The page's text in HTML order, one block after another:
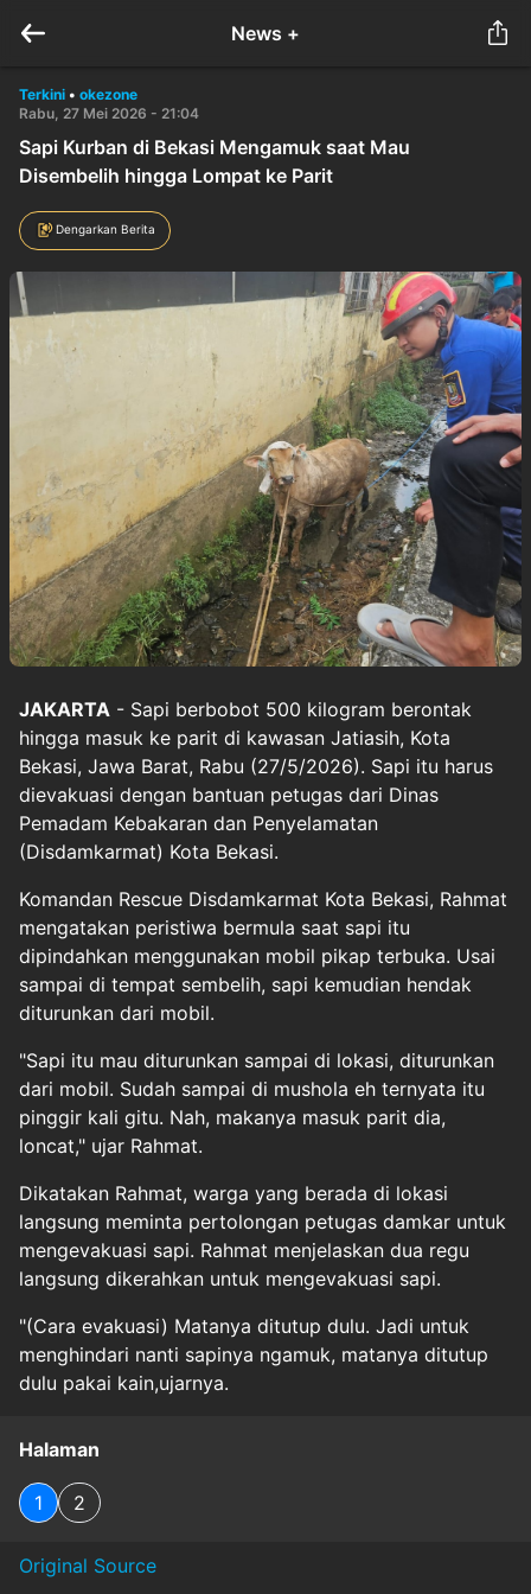
News +
Terkini • okezone
Rabu, 27 Mei 2026 - 21:04
Sapi Kurban di Bekasi Mengamuk saat Mau
Disembelih hingga Lompat ke Parit
Dengarkan Berita
JAKARTA - Sapi berbobot 500 kilogram berontak
hingga masuk ke parit di kawasan Jatiasih, Kota
Bekasi, Jawa Barat, Rabu (27/5/2026). Sapi itu harus
dievakuasi dengan bantuan petugas dari Dinas
Pemadam Kebakaran dan Penyelamatan
(Disdamkarmat) Kota Bekasi.
Komandan Rescue Disdamkarmat Kota Bekasi, Rahmat
mengatakan peristiwa bermula saat sapi itu
dipindahkan menggunakan mobil pikap terbuka. Usai
sampai di tempat sembelih, sapi kemudian hendak
diturunkan dari mobil.
"Sapi itu mau diturunkan sampai di lokasi, diturunkan
dari mobil. Sudah sampai di mushola eh ternyata itu
pinggir kali gitu. Nah, makanya masuk parit dia,
loncat," ujar Rahmat.
Dikatakan Rahmat, warga yang berada di lokasi
langsung meminta pertolongan petugas damkar untuk
mengevakuasi sapi. Rahmat menjelaskan dua regu
langsung dikerahkan untuk mengevakuasi sapi.
"(Cara evakuasi) Matanya ditutup dulu. Jadi untuk
menghindari nanti sapinya ngamuk, matanya ditutup
dulu pakai kain,ujarnya.
Halaman
1 2
Original Source